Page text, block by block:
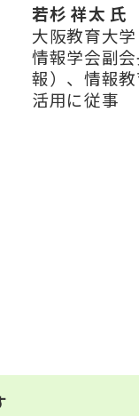
若杉 祥太 氏
大阪教育大
情報学会副
報）、情報
活用に従事